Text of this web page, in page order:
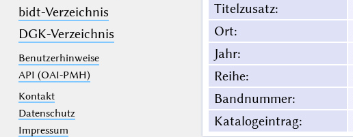
bidt-Verzeichnis
DGK-Verzeichnis
Benutzerhinweise
API (OAI-PMH)
Kontakt
Datenschutz
Impressum
Titelzusatz:
Ort:
Jahr:
Reihe:
Bandnummer:
Katalogeintrag: